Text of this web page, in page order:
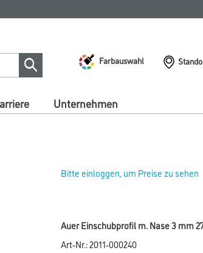
Farbauswahl
Unternehmen
Bitte einloggen, um Preise zu sehen
Auer Einschubprofil m. Nase 3 mm
Art-Nr.:2011-000240